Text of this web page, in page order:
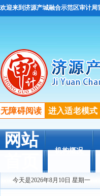
欢迎来到济源产城融合示范区审计局
无障碍阅读 进入适老模式
网站
机构概况
今天是2026年8月10日 星期一